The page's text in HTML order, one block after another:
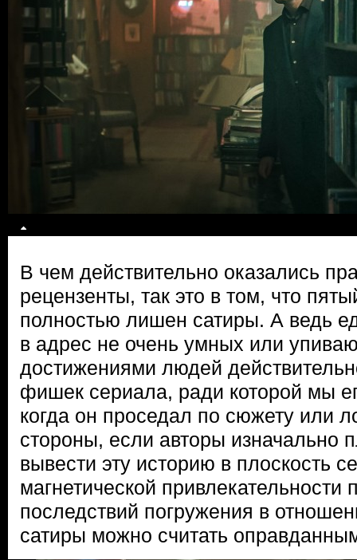
В чем действительно оказались
рецензенты, так это в том, что
полностью лишен сатиры. А ведь
в адрес не очень умных или
достижениями людей
фишек сериала, ради которой мы
когда он проседал по сюжету или
стороны, если авторы изначально
вывести эту историю в плоскость
магнетической привлекательности
последствий погружения в
сатиры можно считать